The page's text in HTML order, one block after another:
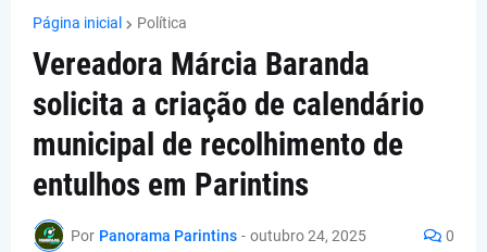
Página inicial Política
Vereadora Márcia Baranda
solicita a criação de calendário
municipal de recolhimento de
entulhos em Parintins
Por Panorama Parintins - outubro 24, 2025 0